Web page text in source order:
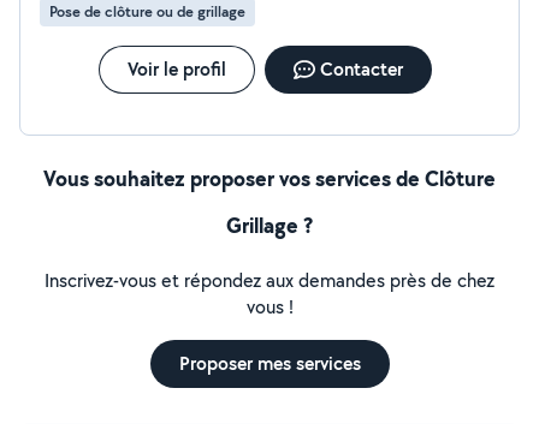
Pose de clôture ou de grillage
Voir le profil Contacter
Vous souhaitez proposer vos services de Clôture
Grillage ?
Inscrivez-vous et répondez aux demandes près de chez
vous !
Proposer mes services